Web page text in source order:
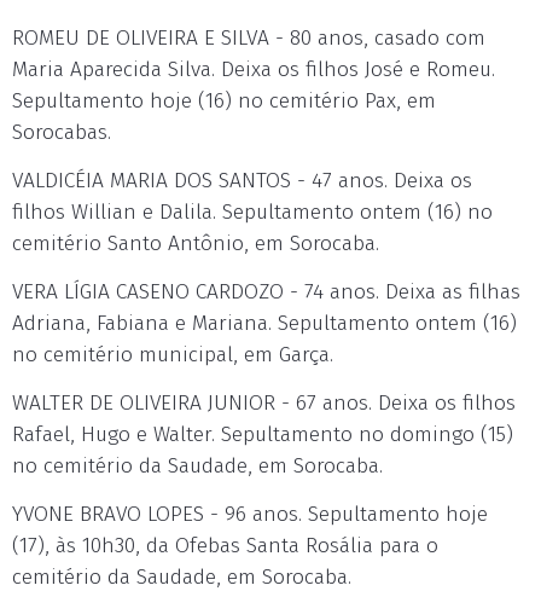
ROMEU DE OLIVEIRA E SILVA - 80 anos, casado com
Maria Aparecida Silva. Deixa os filhos José e Romeu.
Sepultamento hoje (16) no cemitério Pax, em
Sorocabas.
VALDICÉIA MARIA DOS SANTOS - 47 anos. Deixa os
filhos Willian e Dalila. Sepultamento ontem (16) no
cemitério Santo Antônio, em Sorocaba.
VERA LÍGIA CASENO CARDOZO - 74 anos. Deixa as filhas
Adriana, Fabiana e Mariana. Sepultamento ontem (16)
no cemitério municipal, em Garça.
WALTER DE OLIVEIRA JUNIOR - 67 anos. Deixa os filhos
Rafael, Hugo e Walter. Sepultamento no domingo (15)
no cemitério da Saudade, em Sorocaba.
YVONE BRAVO LOPES - 96 anos. Sepultamento hoje
(17), às 10h30, da Ofebas Santa Rosália para o
cemitério da Saudade, em Sorocaba.